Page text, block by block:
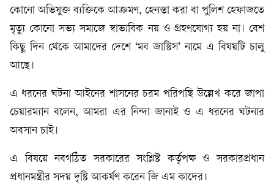
কোনো অভিযুক্ত ব্যক্তিকে আক্রমণ, হেনস্তা করা বা পুলিশ হেফাজতে
মৃত্যু কোনো সভ্য সমাজে স্বাভাবিক নয় ও গ্রহণযোগ্য হয় না। বেশ
কিছু দিন থেকে আমাদের দেশে ‘মব জাস্টিস’ নামে এ বিষয়টি চালু
আছে।
এ ধরনের ঘটনা আইনের শাসনের চরম পরিপন্থি উল্লেখ করে জাপা
চেয়ারম্যান বলেন, আমরা এর নিন্দা জানাই ও এ ধরনের ঘটনার
অবসান চাই।
এ বিষয়ে নবগঠিত সরকারের সংশ্লিষ্ট কর্তৃপক্ষ ও সরকারপ্রধান
প্রধানমন্ত্রীর সদয় দৃষ্টি আকর্ষণ করেন জি এম কাদের।